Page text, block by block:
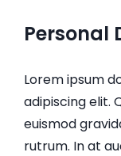
Personal
Lorem ipsum
adipiscing elit.
euismod
rutrum. In at